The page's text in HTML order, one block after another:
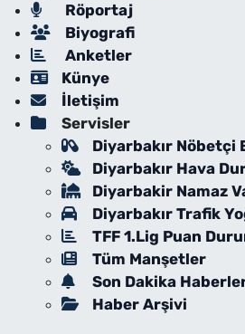
Röportaj
Biyografi
Anketler
Künye
İletişim
Servisler
Diyarbakır Nöbetçi
Diyarbakır Hava
Diyarbakir Namaz
Diyarbakır Trafik
TFF 1.Lig Puan
Tüm Manşetler
Son Dakika
Haber Arşivi